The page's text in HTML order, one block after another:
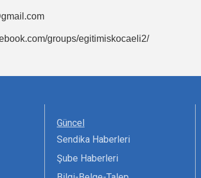
groups/egitimiskocaeli2/
Güncel
Sendika Haberleri
Şube Haberleri